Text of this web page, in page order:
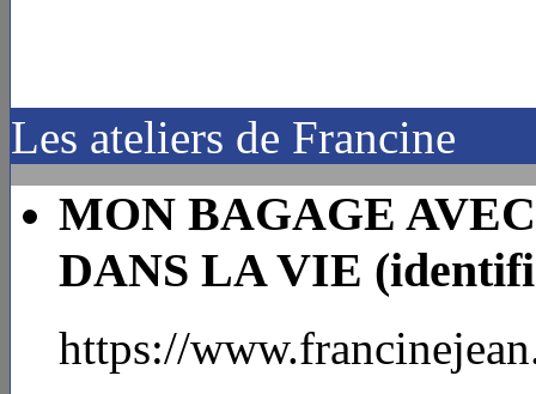
Les ateliers de Francine
MON BAGAGE
DANS LA VIE
https://